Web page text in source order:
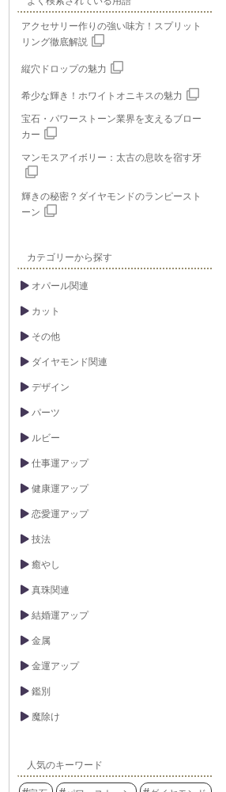
アクセサリー作りの強い味方！スプリット
リング徹底解説
縦穴ドロップの魅力
希少な輝き！ホワイトオニキスの魅力
宝石・パワーストーン業界を支えるブロー
カー
マンモスアイボリー：太古の息吹を宿す牙
輝きの秘密？ダイヤモンドのランピースト
ーン
カテゴリーから探す
オパール関連
カット
その他
ダイヤモンド関連
デザイン
パーツ
ルビー
仕事運アップ
健康運アップ
恋愛運アップ
技法
癒やし
真珠関連
結婚運アップ
金属
金運アップ
鑑別
魔除け
人気のキーワード